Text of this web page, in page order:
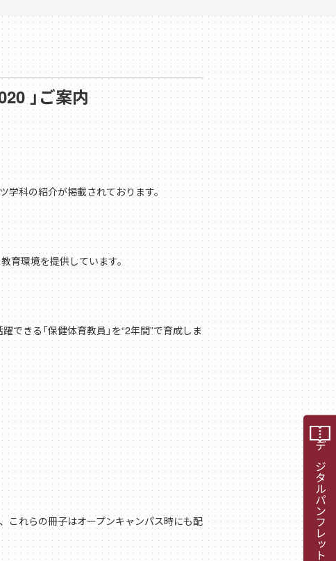
」ご案内
科の紹介が掲載されております。
育環境を提供しています。
きる「保健体育教員」を“2年間”で育成しま
これらの冊子はオープンキャンパス時にも配
デジタルパンフレット